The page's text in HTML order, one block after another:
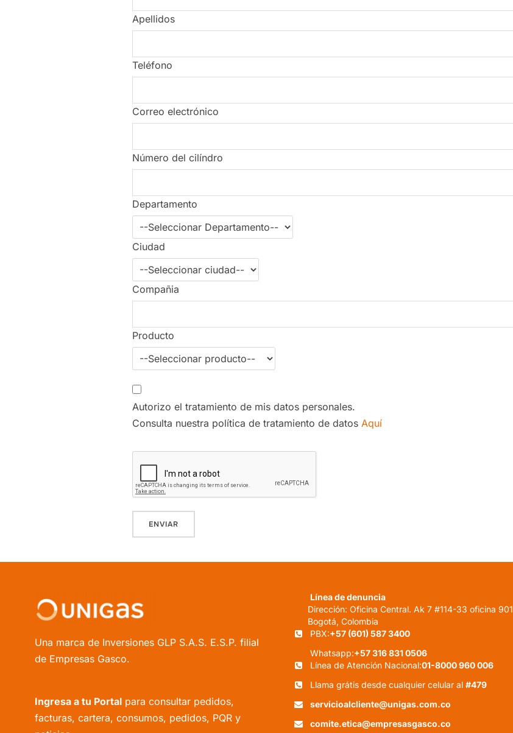
Apellidos
Teléfono
Correo electrónico
Número del cilíndro
Departamento
Ciudad
Compañia
Producto
Autorizo el tratamiento de mis datos personales.
Consulta nuestra política de tratamiento de datos Aquí
Una marca de Inversiones GLP S.A.S. E.S.P. filial
de Empresas Gasco.
Ingresa a tu Portal para consultar pedidos,
facturas, cartera, consumos, pedidos, PQR y
Línea de denuncia
Dirección: Oficina Central. Ak 7 #114-33 oficina 901
Bogotá, Colombia
PBX:+57 (601) 587 3400
Whatsapp:+57 316 831 0506
Línea de Atención Nacional:01-8000 960 006
Llama grátis desde cualquier celular al #479
servicioalcliente@unigas.com.co
comite.etica@empresasgasco.co